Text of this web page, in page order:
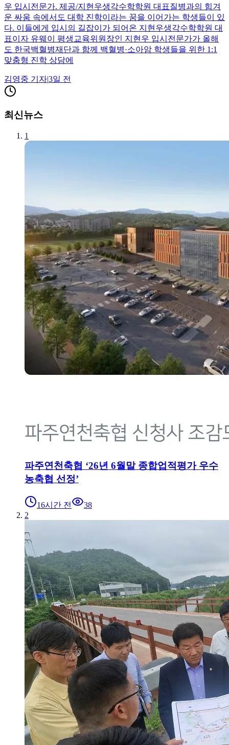
우 입시전문가. 제공/지현우생각수학학원 대표질병과의 힘겨
운 싸움 속에서도 대학 진학이라는 꿈을 이어가는 학생들이 있
다. 이들에게 입시의 길잡이가 되어온 지현우생각수학학원 대
표이자 유웨이 평생교육위원장인 지현우 입시전문가가 올해
도 한국백혈병재단과 함께 백혈병·소아암 학생들을 위한 1:1
맞춤형 진학 상담에
김영중 기자|3일 전
최신뉴스
1
파주연천축협 ‘26년 6월말 종합업적평가 우수
농축협 선정’
16시간 전
38
2